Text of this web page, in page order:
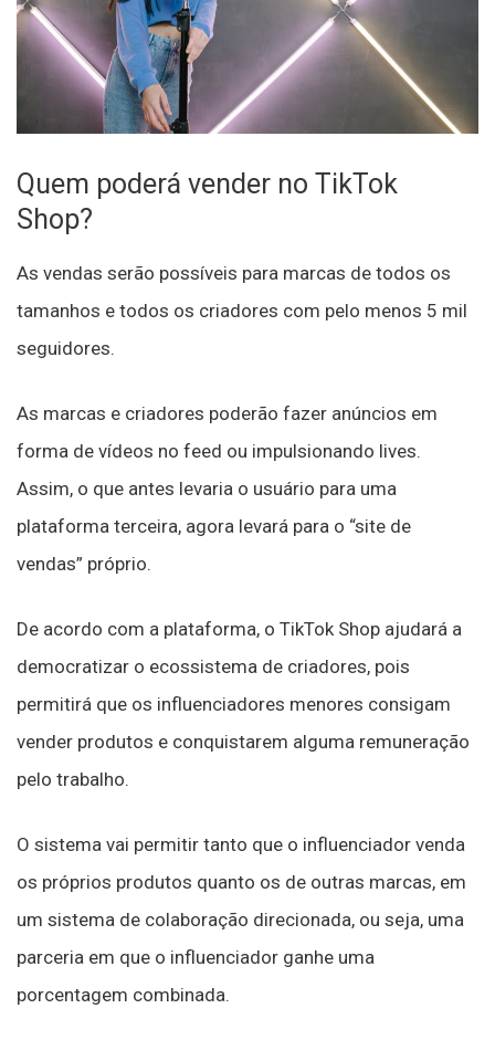
Quem poderá vender no TikTok
Shop?
As vendas serão possíveis para marcas de todos os
tamanhos e todos os criadores com pelo menos 5 mil
seguidores.
As marcas e criadores poderão fazer anúncios em
forma de vídeos no feed ou impulsionando lives.
Assim, o que antes levaria o usuário para uma
plataforma terceira, agora levará para o “site de
vendas” próprio.
De acordo com a plataforma, o TikTok Shop ajudará a
democratizar o ecossistema de criadores, pois
permitirá que os influenciadores menores consigam
vender produtos e conquistarem alguma remuneração
pelo trabalho.
O sistema vai permitir tanto que o influenciador venda
os próprios produtos quanto os de outras marcas, em
um sistema de colaboração direcionada, ou seja, uma
parceria em que o influenciador ganhe uma
porcentagem combinada.